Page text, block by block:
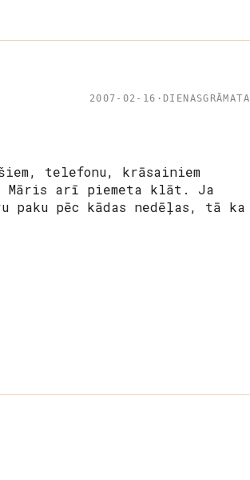
2007-02-16 · DIENASGRĀMATA
telefonu, krāsainiem
Māris arī piemeta klāt. Ja
pēc kādas nedēļas, tā ka